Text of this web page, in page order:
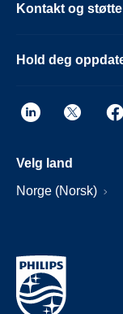
Kontakt og støtte
Hold deg
Velg land
Norge (Norsk)